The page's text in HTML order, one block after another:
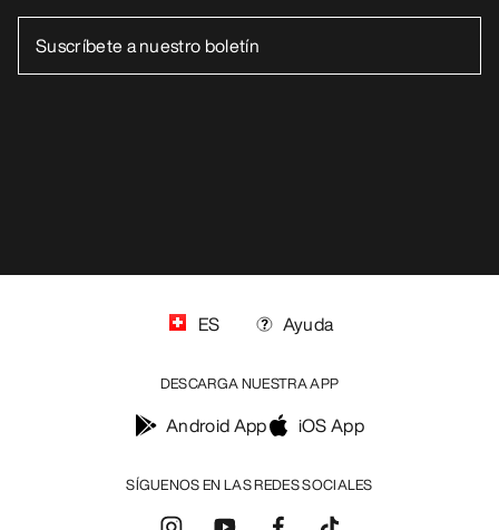
SÍGUENOS EN LAS REDES SOCIALES
ES Ayuda
DESCARGA NUESTRA APP
Android App iOS App